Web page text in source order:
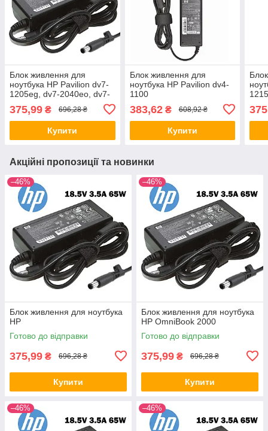
Блок живлення для
ноутбука HP Pavilion dv7-
1205eg, dv7-2040eo, dv7-
1004tx, dv7-2110sf, dv7z-
1100
375,99 ₴ 696,28 ₴
Купити
Блок живлення для
ноутбука HP Pavilion dv4-
1100
383,62₴ 608,92 ₴
Купити
Акційні пропозиції та новинки
–46%
Блок живлення для ноутбука
HP
Готово до відправки
375,99 ₴ 696,28 ₴
Купити
–46%
Блок живлення для ноутбука
HP OmniBook 2000
Готово до відправки
375,99 ₴ 696,28 ₴
Купити
–46% –46%